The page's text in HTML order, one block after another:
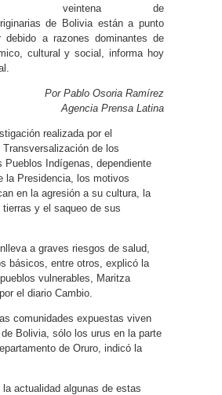
veintena de
de Bolivia están a punto
debido a razones dominantes de
cultural y social, informa hoy
Por Pablo Osoria Ramírez
Agencia Prensa Latina
realizada por el
Transversalización de los
Pueblos Indígenas, dependiente
la Presidencia, los motivos
en la agresión a su cultura, la
y el saqueo de sus
a graves riesgos de salud,
básicos, entre otros, explicó la
vulnerables, Maritza
el diario Cambio.
comunidades expuestas viven
Bolivia, sólo los urus en la parte
de Oruro, indicó la
actualidad algunas de estas